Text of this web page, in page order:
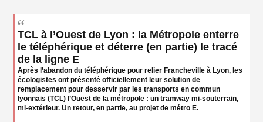
o
TCL à l’Ouest de Lyon : la Métropole enterre
le téléphérique et déterre (en partie) le tracé
de la ligne E
Après l’abandon du téléphérique pour relier Francheville à Lyon, les
écologistes ont présenté officiellement leur solution de
remplacement pour desservir par les transports en commun
lyonnais (TCL) l’Ouest de la métropole : un tramway mi-souterrain,
mi-extérieur. Un retour, en partie, au projet de métro E.